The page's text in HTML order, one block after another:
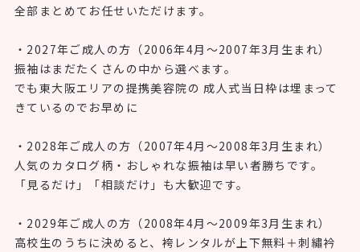
全部まとめてお任せいただけます。
・2027年ご成人の方（2006年4月〜2007年3月生まれ）
振袖はまだたくさんの中から選べます。
でも東大阪エリアの提携美容院の 成人式当日枠は埋まって
きているのでお早めに
・2028年ご成人の方（2007年4月〜2008年3月生まれ）
人気のカタログ柄・おしゃれな振袖は早い者勝ちです。
「見るだけ」「相談だけ」も大歓迎です。
・2029年ご成人の方（2008年4月〜2009年3月生まれ）
高校生のうちに決めると、袴レンタルが上下無料＋刺繡衿